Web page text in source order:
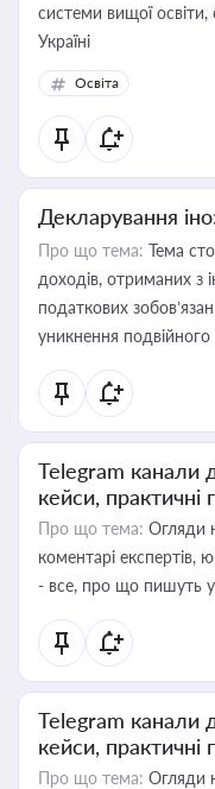
системи вищої освіти,
Україні
Освіта
Декларування
Про що тема: Тема
доходів, отриманих з
податкових
уникнення
Telegram канали
кейси, практичні
Про що тема: Огляди
коментарі експертів,
- все, про що пишуть у
Telegram канали
кейси, практичні
Про що тема: Огляди